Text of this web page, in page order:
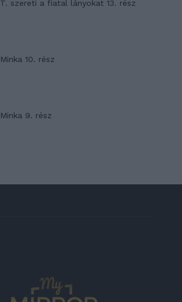
T. szereti a fiatal lányokat 13. rész
Minka 10. rész
Minka 9. rész